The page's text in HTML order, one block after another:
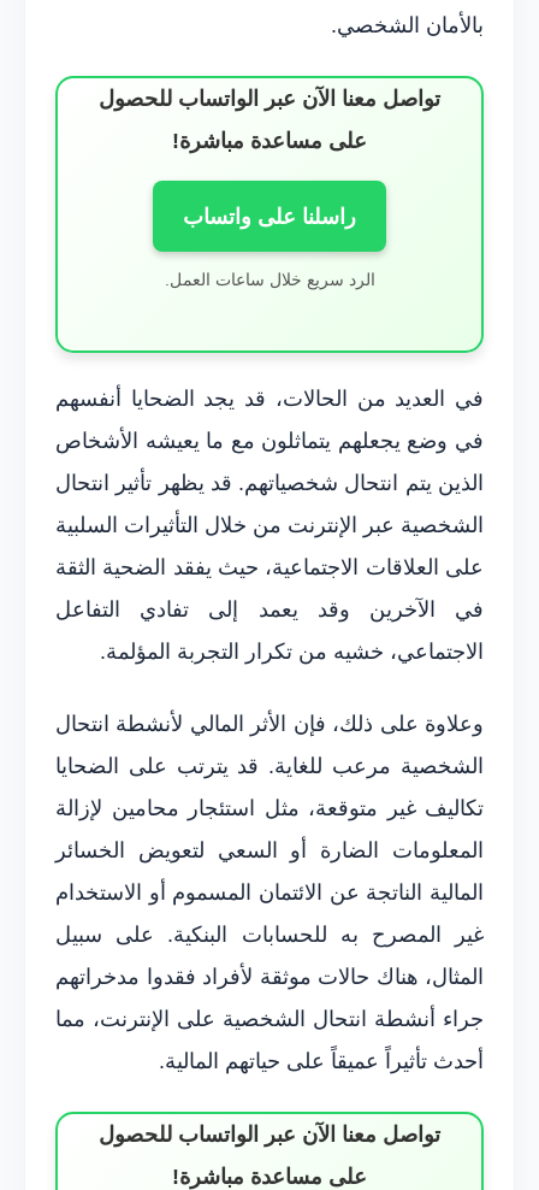
بالأمان الشخصي.
تواصل معنا الآن عبر الواتساب للحصول
على مساعدة مباشرة!
راسلنا على واتساب
الرد سريع خلال ساعات العمل.
في العديد من الحالات، قد يجد الضحايا أنفسهم
في وضع يجعلهم يتماثلون مع ما يعيشه الأشخاص
الذين يتم انتحال شخصياتهم. قد يظهر تأثير انتحال
الشخصية عبر الإنترنت من خلال التأثيرات السلبية
على العلاقات الاجتماعية، حيث يفقد الضحية الثقة
في الآخرين وقد يعمد إلى تفادي التفاعل
الاجتماعي، خشيه من تكرار التجربة المؤلمة.
وعلاوة على ذلك، فإن الأثر المالي لأنشطة انتحال
الشخصية مرعب للغاية. قد يترتب على الضحايا
تكاليف غير متوقعة، مثل استئجار محامين لإزالة
المعلومات الضارة أو السعي لتعويض الخسائر
المالية الناتجة عن الائتمان المسموم أو الاستخدام
غير المصرح به للحسابات البنكية. على سبيل
المثال، هناك حالات موثقة لأفراد فقدوا مدخراتهم
جراء أنشطة انتحال الشخصية على الإنترنت، مما
أحدث تأثيراً عميقاً على حياتهم المالية.
تواصل معنا الآن عبر الواتساب للحصول
على مساعدة مباشرة!